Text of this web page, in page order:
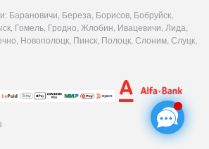
Барановичи, Береза, Борисов, Бобруйск,
Гомель, Гродно, Жлобин, Ивацевичи, Лида,
Новополоцк, Пинск, Полоцк, Слоним, Слуцк,